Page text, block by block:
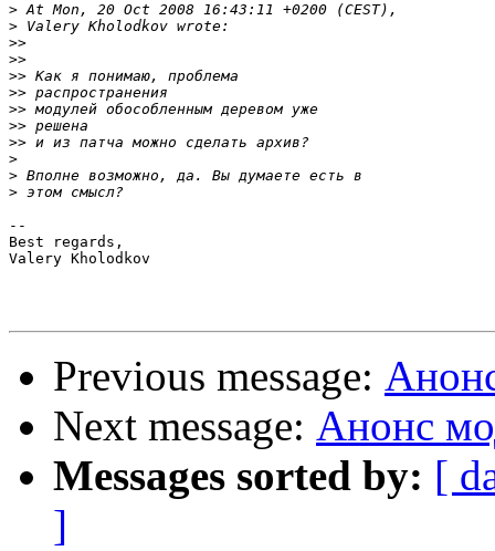
>
>
>>
>>
>>
>>
>>
>>
>>
>
>
>
--
Best regards,
Valery Kholodkov
Previous message:
Next message: Анонс
Messages sorted by: [
]